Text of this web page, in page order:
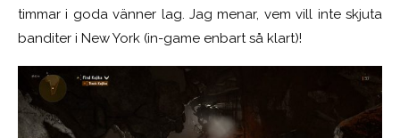
timmar i goda vänner lag. Jag menar, vem vill inte skjuta
banditer i New York (in-game enbart så klart)!